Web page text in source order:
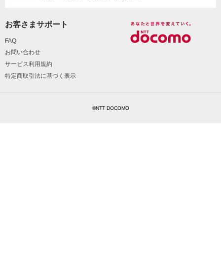
お客さまサポート
FAQ
お問い合わせ
サービス利用規約
特定商取引法に基づく表示
©NTT DOCOMO